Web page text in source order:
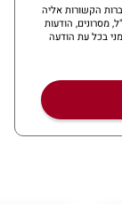
הקשורות אליה
מסרונים, הודעות
בכל עת הודעה